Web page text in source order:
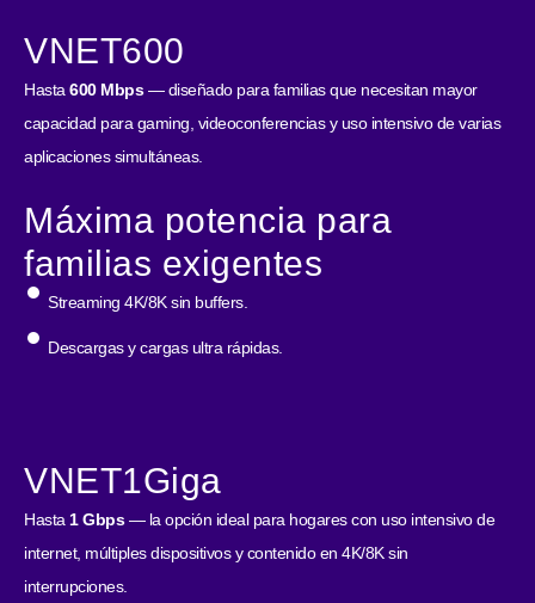
VNET600
Hasta 600 Mbps— diseñado para familias que necesitan mayor
capacidad para gaming, videoconferencias y uso intensivo de varias
aplicaciones simultáneas.
Máxima potencia para
familias exigentes
Streaming 4K/8K sin buffers.
Descargas y cargas ultra rápidas.
VNET1Giga
Hasta 1 Gbps— la opción ideal para hogares con uso intensivo de
internet, múltiples dispositivos y contenido en 4K/8K sin
interrupciones.